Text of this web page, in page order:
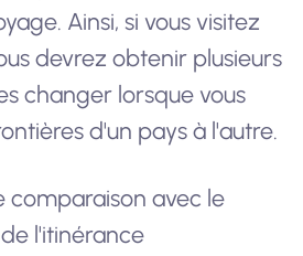
Ainsi, si vous visitez
devrez obtenir plusieurs
changer lorsque vous
d'un pays à l'autre.
comparaison avec le
l'itinérance